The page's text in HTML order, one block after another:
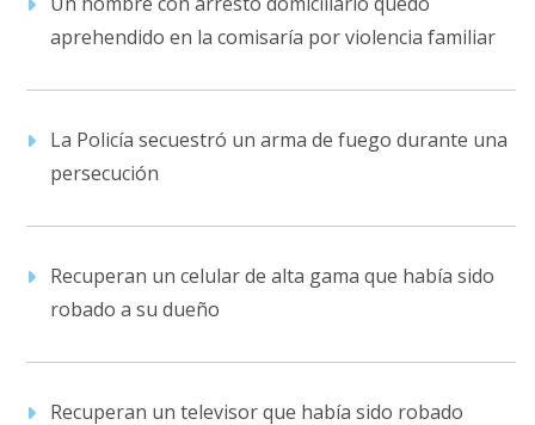
aprehendido en la comisaría por violencia familiar
La Policía secuestró un arma de fuego durante una
persecución
Recuperan un celular de alta gama que había sido
robado a su dueño
Recuperan un televisor que había sido robado